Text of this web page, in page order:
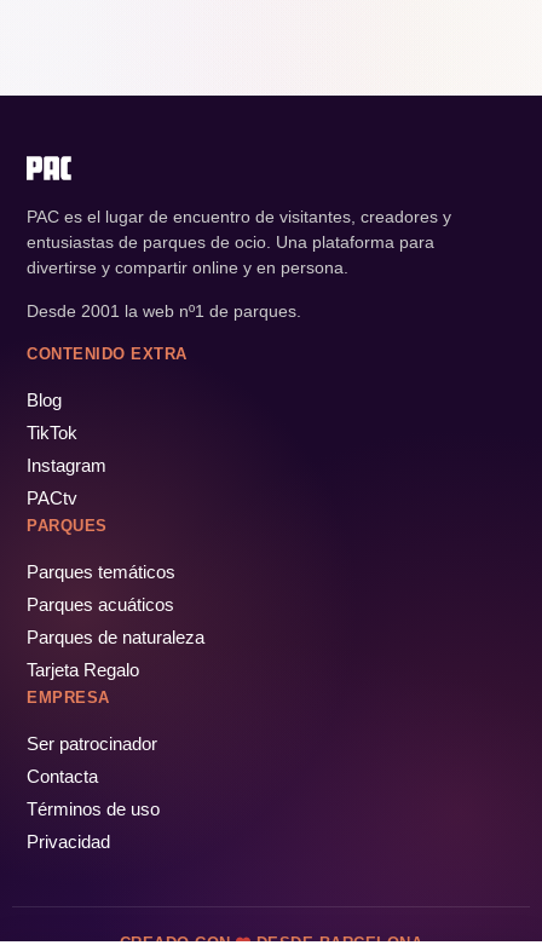
PAC es el lugar de encuentro de visitantes, creadores y
entusiastas de parques de ocio. Una plataforma para
divertirse y compartir online y en persona.
Desde 2001 la web nº1 de parques.
CONTENIDO EXTRA
Blog
TikTok
Instagram
PACtv
PARQUES
Parques temáticos
Parques acuáticos
Parques de naturaleza
Tarjeta Regalo
EMPRESA
Ser patrocinador
Contacta
Términos de uso
Privacidad
CREADO CON DESDE BARCELONA